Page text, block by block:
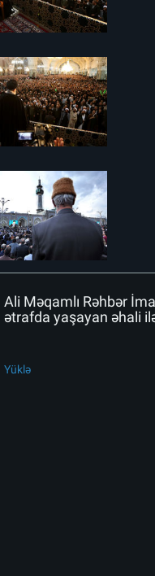
Ali Məqamlı Rəhbər
ətrafda yaşayan əhali
Yüklə